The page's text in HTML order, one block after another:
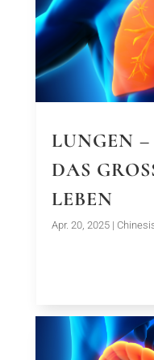
LUNGEN
DAS
LEBEN
Apr. 20, 2025|